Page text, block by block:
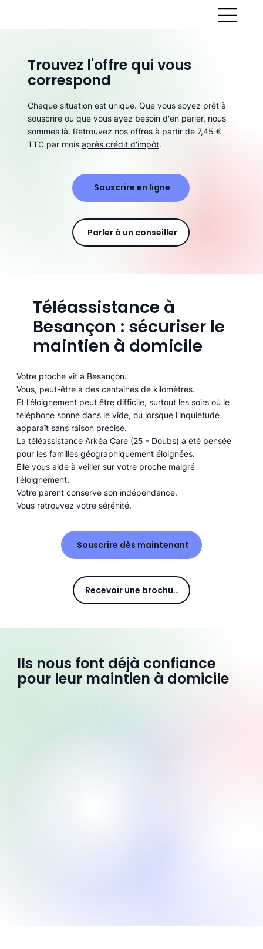
Téléassistance à
Besançon : sécuriser le
maintien à domicile
Votre proche vit à Besançon.
Vous, peut-être à des centaines de kilomètres.
Et l'éloignement peut être difficile, surtout les soirs où le
téléphone sonne dans le vide, ou lorsque l'inquiétude
apparaît sans raison précise.
La téléassistance Arkéa Care (25 - Doubs) a été pensée
pour les familles géographiquement éloignées.
Elle vous aide à veiller sur votre proche malgré
l'éloignement.
Votre parent conserve son indépendance.
Vous retrouvez votre sérénité.
Souscrire dès maintenant
Recevoir une brochure
Ils nous font déjà confiance
pour leur maintien à domicile
Trouvez l'offre qui vous
correspond
Chaque situation est unique. Que vous soyez prêt à
souscrire ou que vous ayez besoin d'en parler, nous
sommes là. Retrouvez nos offres à partir de 7,45 €
TTC par mois après crédit d'impôt.
Souscrire en ligne
Parler à un conseiller